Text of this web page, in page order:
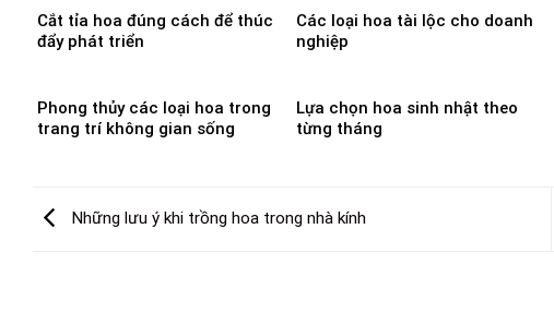
Cắt tỉa hoa đúng cách để thúc
đẩy phát triển
Các loại hoa tài lộc cho doanh
nghiệp
Phong thủy các loại hoa trong
trang trí không gian sống
Lựa chọn hoa sinh nhật theo
từng tháng
Những lưu ý khi trồng hoa trong nhà kính